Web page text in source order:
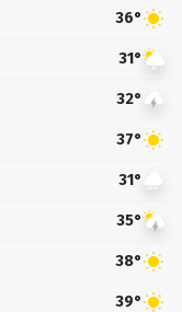
36°
31°
32°
37°
31°
35°
38°
39°